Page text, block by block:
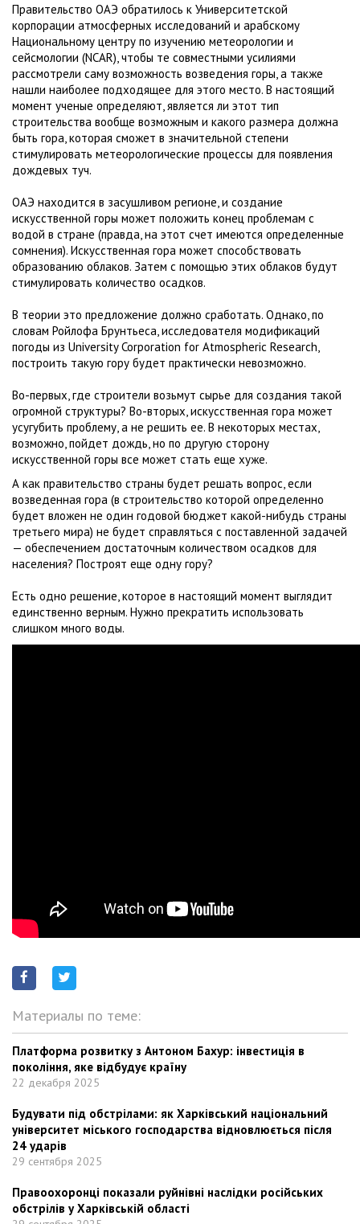
Правительство ОАЭ обратилось к Университетской
корпорации атмосферных исследований и арабскому
Национальному центру по изучению метеорологии и
сейсмологии (NCAR), чтобы те совместными усилиями
рассмотрели саму возможность возведения горы, а также
нашли наиболее подходящее для этого место. В настоящий
момент ученые определяют, является ли этот тип
строительства вообще возможным и какого размера должна
быть гора, которая сможет в значительной степени
стимулировать метеорологические процессы для появления
дождевых туч.
ОАЭ находится в засушливом регионе, и создание
искусственной горы может положить конец проблемам с
водой в стране (правда, на этот счет имеются определенные
сомнения). Искусственная гора может способствовать
образованию облаков. Затем с помощью этих облаков будут
стимулировать количество осадков.
В теории это предложение должно сработать. Однако, по
словам Ройлофа Брунтьеса, исследователя модификаций
погоды из University Corporation for Atmospheric Research,
построить такую гору будет практически невозможно.
Во-первых, где строители возьмут сырье для создания такой
огромной структуры? Во-вторых, искусственная гора может
усугубить проблему, а не решить ее. В некоторых местах,
возможно, пойдет дождь, но по другую сторону
искусственной горы все может стать еще хуже.
А как правительство страны будет решать вопрос, если
возведенная гора (в строительство которой определенно
будет вложен не один годовой бюджет какой-нибудь страны
третьего мира) не будет справляться с поставленной задачей
— обеспечением достаточным количеством осадков для
населения? Построят еще одну гору?
Есть одно решение, которое в настоящий момент выглядит
единственно верным. Нужно прекратить использовать
слишком много воды.
Материалы по теме:
Платформа розвитку з Антоном Бахур: інвестиція в
покоління, яке відбудує країну
22 декабря 2025
Будувати під обстрілами: як Харківський національний
університет міського господарства відновлюється після
24 ударів
29 сентября 2025
Правоохоронці показали руйнівні наслідки російських
обстрілів у Харківській області